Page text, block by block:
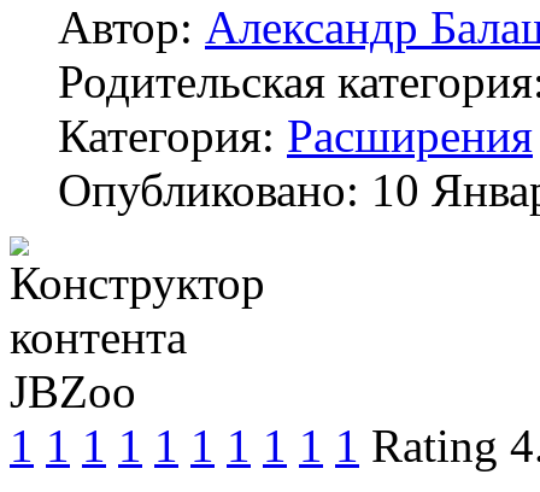
Автор: Александр
Родительская
Категория: Расширения
Опубликовано: 10
1 1 1 1 1 1 1 1 1 1 Rating